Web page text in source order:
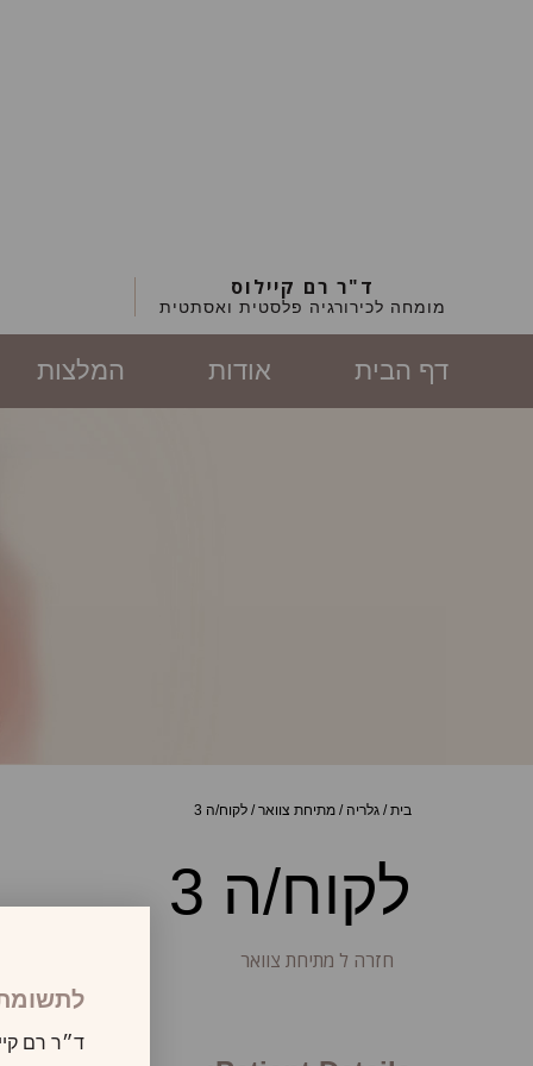
ד"ר רם קיילוס
מומחה לכירורגיה פלסטית ואסתטית
דף הבית אודות המלצות
בית/ גלריה / מתיחת צוואר/ לקוח/ה 3
לקוח/ה 3
חזרה ל מתיחת צוואר
ד״ר רם